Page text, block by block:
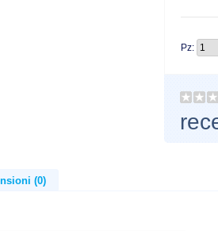
Pz:
(0)